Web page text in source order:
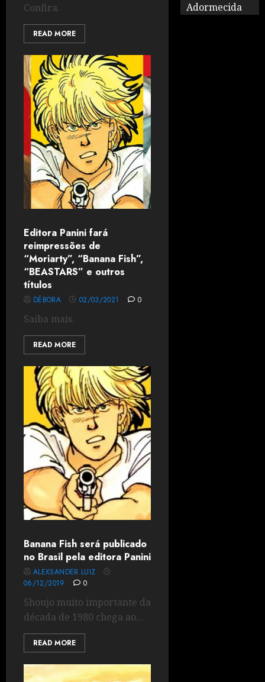
Confira.
READ MORE
Editora Panini fará
reimpressões de
“Moriarty”, “Banana Fish”,
“BEASTARS” e outros
títulos
DÉBORA 02/03/2021 0
Saiba mais.
READ MORE
Banana Fish será publicado
no Brasil pela editora Panini
ALEXSANDER LUIZ
06/12/2019
0
Shoujo muito importante da
década de 1980 chega ao...
READ MORE
Adormecida